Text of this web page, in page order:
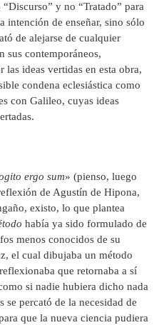
y no “Tratado” para
intención de enseñar, sino sólo
de alejarse de cualquier
sus contemporáneos,
ideas vertidas en esta obra,
condena eclesiástica como
con Galileo, cuyas ideas
ergo sum» (pienso, luego
de Agustín de Hipona,
existo, lo que plantea
había ya sido formulado de
menos conocidos de su
el cual dibujaba un método
que retornaba a sí
si nadie hubiera dicho nada
se percató de la necesidad de
que la nueva ciencia pudiera